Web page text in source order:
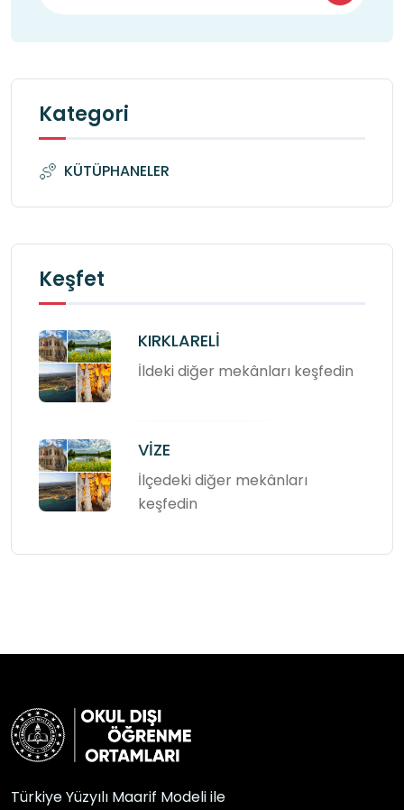
Kategori
KÜTÜPHANELER
Keşfet
KIRKLARELİ
İldeki diğer mekânları keşfedin
VİZE
İlçedeki diğer mekânları
keşfedin
Türkiye Yüzyılı Maarif Modeli ile